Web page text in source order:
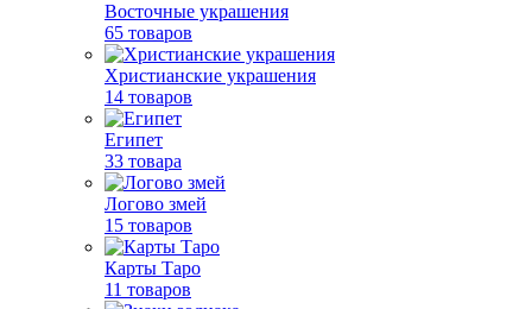
Восточные украшения
65 товаров
Христианские украшения
14 товаров
Египет
33 товара
Логово змей
15 товаров
Карты Таро
11 товаров